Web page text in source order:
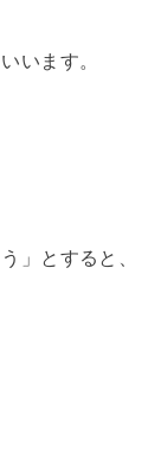
います。
」とすると、